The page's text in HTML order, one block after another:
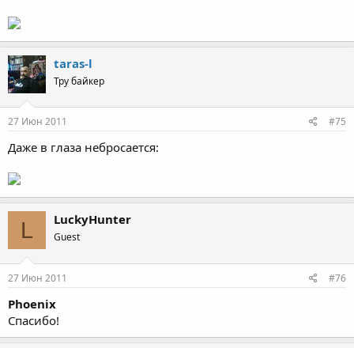
taras-l
Тру байкер
27 Июн 2011 #75
Даже в глаза небросается:
L LuckyHunter
Guest
27 Июн 2011 #76
Phoenix
Спасибо!